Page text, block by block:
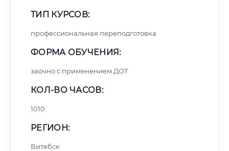
ТИП КУРСОВ:
профессиональная переподготовка
ФОРМА ОБУЧЕНИЯ:
заочно с применением ДОТ
КОЛ-ВО ЧАСОВ:
1010
РЕГИОН:
Витебск